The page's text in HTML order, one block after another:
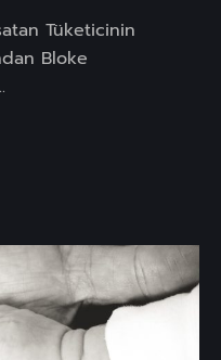
Tüketicinin
Bloke